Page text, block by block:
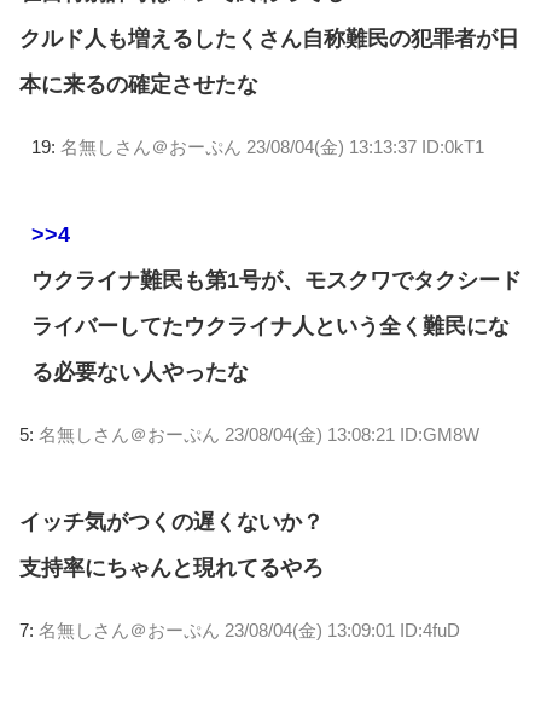
クルド人も増えるしたくさん自称難民の犯罪者が日
本に来るの確定させたな
19: 名無しさん＠おーぷん 23/08/04(金) 13:13:37 ID:0kT1
>>4
ウクライナ難民も第1号が、モスクワでタクシード
ライバーしてたウクライナ人という全く難民にな
る必要ない人やったな
5: 名無しさん＠おーぷん 23/08/04(金) 13:08:21 ID:GM8W
イッチ気がつくの遅くないか？
支持率にちゃんと現れてるやろ
7: 名無しさん＠おーぷん 23/08/04(金) 13:09:01 ID:4fuD